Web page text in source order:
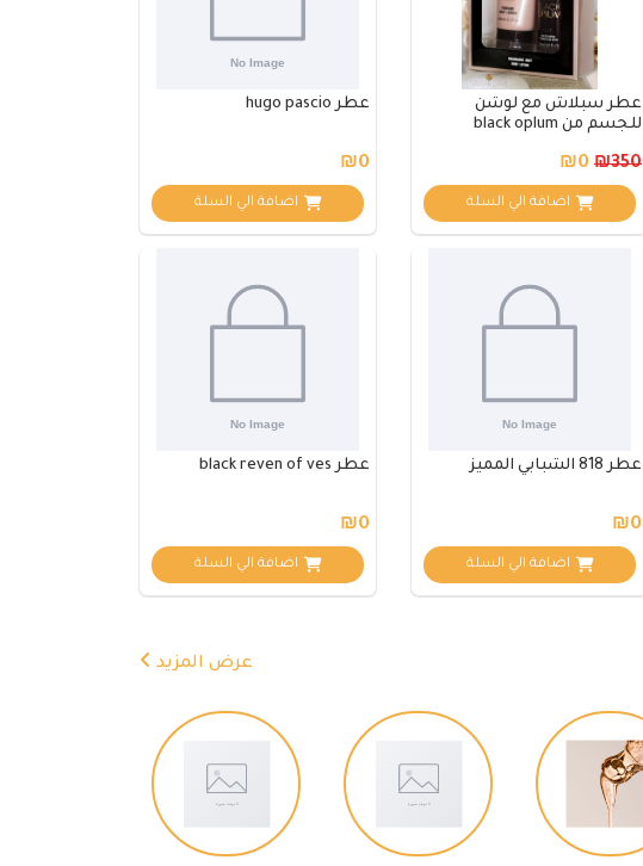
عطر سبلاش مع لوشن
للجسم من black oplum
₪350
اضافة الي السلة
عطر hugo pascio
₪0
اضافة الي السلة
عطر 818 الشبابي المميز
₪0
اضافة الي السلة
عطر black reven of ves
₪0
اضافة الي السلة
عرض المزيد
مساعد Samar Care
متصل الآن